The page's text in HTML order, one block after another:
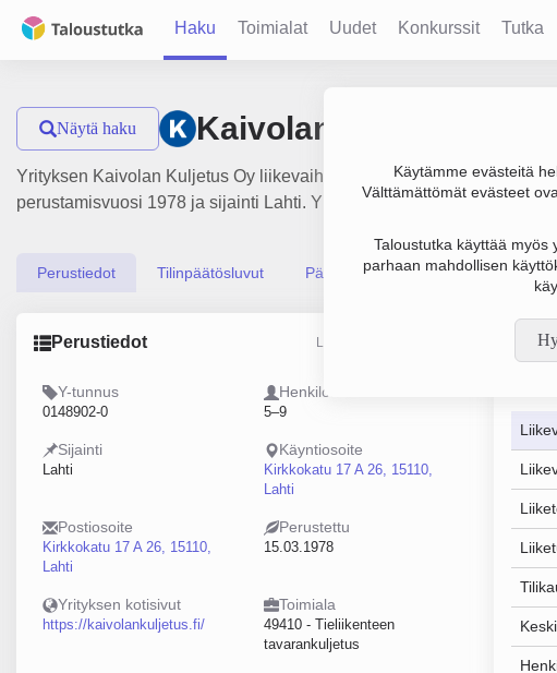
Haku Toimialat Uudet Konkurssit Tutka
Käytämme evästeitä
Välttämättömät evästeet
Taloustutka käyttää myös
parhaan mahdollisen
Näytä haku Kaivolan Kuljetus Oy
Yrityksen Kaivolan Kuljetus Oy liikevaihto on 1.6 milj. €, tulos 58 000
perustamisvuosi 1978 ja sijainti Lahti. Yrityksen yhtiömuoto
Perustiedot Tilinpäätösluvut Päättäjätiedot
Perustiedot Lähde: YTJ, PRH, Traficom
Y-tunnus
0148902-0
Henkilöstömäärä
5–9
Sijainti
Lahti
Käyntiosoite
Kirkkokatu 17 A 26, 15110,
Lahti
Postiosoite
Kirkkokatu 17 A 26, 15110,
Lahti
Perustettu
15.03.1978
Yrityksen kotisivut
https://kaivolankuljetus.fi/
Toimiala
49410 - Tieliikenteen
tavarankuljetus